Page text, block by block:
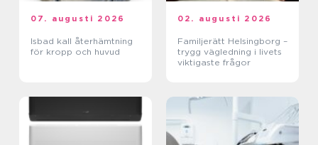
07. augusti 2026
Isbad kall återhämtning
för kropp och huvud
02. augusti 2026
Familjerätt Helsingborg –
trygg vägledning i livets
viktigaste frågor